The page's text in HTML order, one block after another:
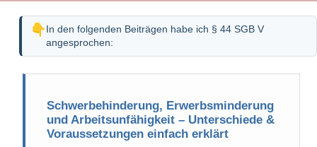
In den folgenden Beiträgen habe ich § 44 SGB V
angesprochen:
Schwerbehinderung, Erwerbsminderung
und Arbeitsunfähigkeit – Unterschiede &
Voraussetzungen einfach erklärt